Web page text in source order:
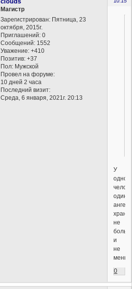
Магистр
Зарегистрирован: Пятница, 23
октября, 2015г.
Приглашений: 0
Сообщений: 1552
Уважение: +410
Позитив: +37
Пол: Мужской
Провел на форуме:
10 дней 2 часа
Последний визит:
Среда, 6 января, 2021г. 20:13
У
одного
один
ангел
не
и
не
0